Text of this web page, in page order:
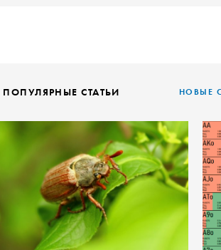
ПОПУЛЯРНЫЕ СТАТЬИ НОВЫЕ